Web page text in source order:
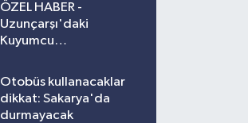
ÖZEL HABER -
Uzunçarşı'daki
Kuyumcu
Gelişme!
Otobüs kullanacaklar
dikkat: Sakarya'da
durmayacak